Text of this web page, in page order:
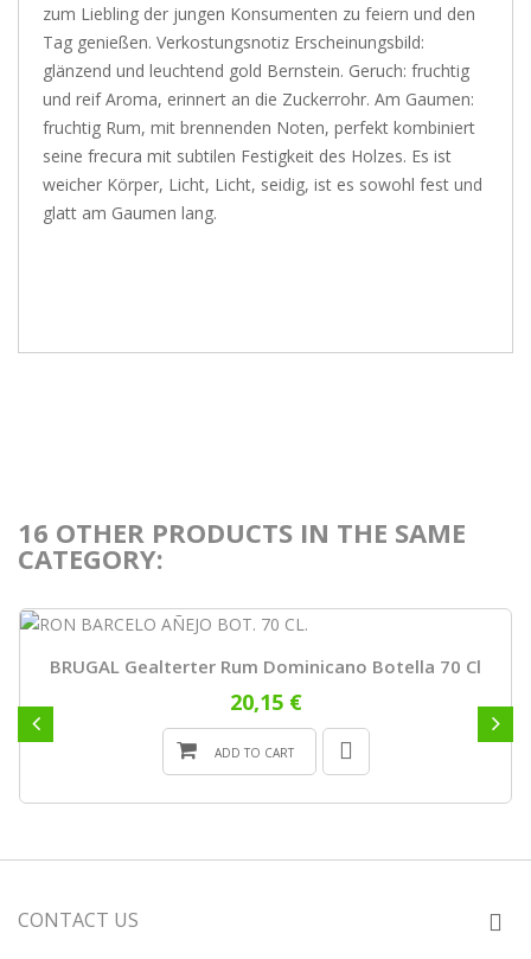
zum Liebling der jungen Konsumenten zu feiern und den
Tag genießen. Verkostungsnotiz Erscheinungsbild:
glänzend und leuchtend gold Bernstein. Geruch: fruchtig
und reif Aroma, erinnert an die Zuckerrohr. Am Gaumen:
fruchtig Rum, mit brennenden Noten, perfekt kombiniert
seine frecura mit subtilen Festigkeit des Holzes. Es ist
weicher Körper, Licht, Licht, seidig, ist es sowohl fest und
glatt am Gaumen lang.
16 OTHER PRODUCTS IN THE SAME
CATEGORY:
BRUGAL Gealterter Rum Dominicano Botella 70 Cl
20,15 €
ADD TO CART
CONTACT US